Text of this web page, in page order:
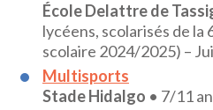
École Delattre de
lycéens, scolarisés de la
scolaire 2024/2025) –
Multisports
Stade Hidalgo • 7/11